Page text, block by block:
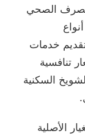
الصحي
خدمات
تنافسية
السكنية
الأصلية